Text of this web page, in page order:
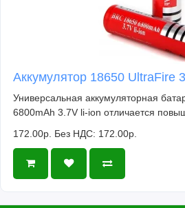
Аккумулятор 18650 UltraFire
Универсальная аккумуляторная
6800mAh 3.7V li-ion отличается
172.00р. Без НДС: 172.00р.